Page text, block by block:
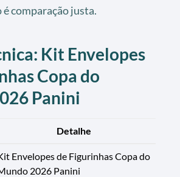
é comparação justa.
Kit Envelopes
Copa do
Panini
Detalhe
Envelopes de Figurinhas Copa do
2026 Panini